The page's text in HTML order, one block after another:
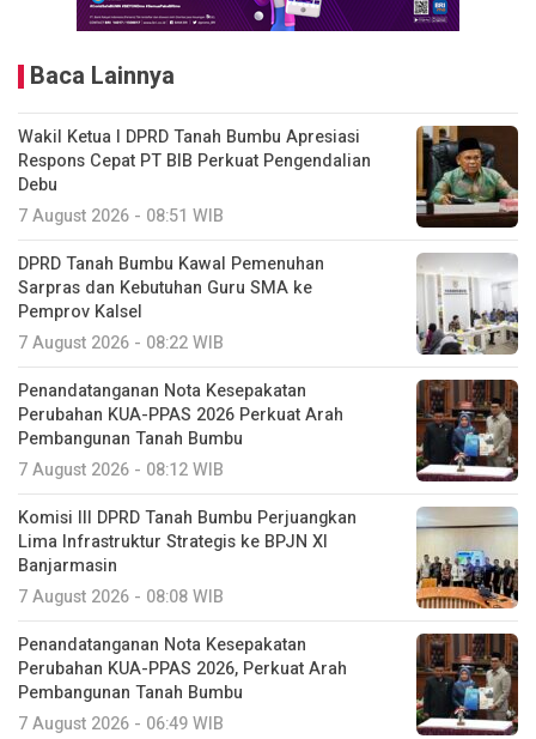
Baca Lainnya
Wakil Ketua I DPRD Tanah Bumbu Apresiasi
Respons Cepat PT BIB Perkuat Pengendalian
Debu
7 August 2026 - 08:51 WIB
DPRD Tanah Bumbu Kawal Pemenuhan
Sarpras dan Kebutuhan Guru SMA ke
Pemprov Kalsel
7 August 2026 - 08:22 WIB
Penandatanganan Nota Kesepakatan
Perubahan KUA-PPAS 2026 Perkuat Arah
Pembangunan Tanah Bumbu
7 August 2026 - 08:12 WIB
Komisi III DPRD Tanah Bumbu Perjuangkan
Lima Infrastruktur Strategis ke BPJN XI
Banjarmasin
7 August 2026 - 08:08 WIB
Penandatanganan Nota Kesepakatan
Perubahan KUA-PPAS 2026, Perkuat Arah
Pembangunan Tanah Bumbu
7 August 2026 - 06:49 WIB